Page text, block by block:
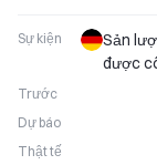
Sự kiện
Sản
được
Trước
Dự báo
Thật tế